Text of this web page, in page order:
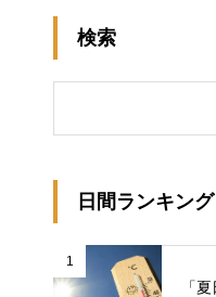
検索
日間ランキング
1
「